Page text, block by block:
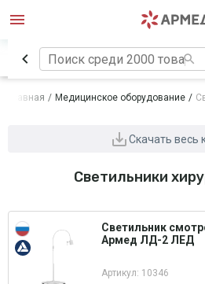
Сначала популярные
Главная Медицинское оборудование
Скачать весь
Светильники
Светильник
Армед ЛД-2 ЛЕД
Артикул: 10346